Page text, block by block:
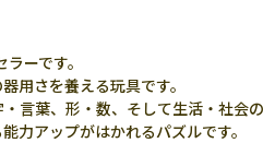
ーです。
用さを養える玩具です。
言葉、形・数、そして生活・社会
力アップがはかれるパズルです。